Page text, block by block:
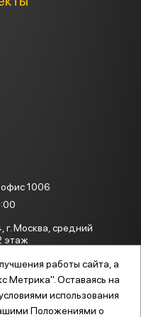
офис 1006
г. Москва, средний
этаж
работы сайта, а
Метрика". Оставаясь на
использования
Положениями о